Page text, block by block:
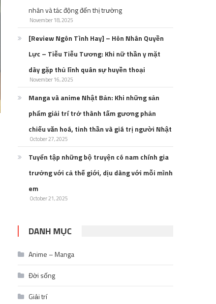
nhân và tác động đến thị trường
November 18, 2025
[Review Ngôn Tình Hay] – Hôn Nhân Quyền
Lực – Tiễu Tiễu Tương: Khi nữ thần y mặt
dày gặp thủ lĩnh quân sự huyền thoại
November 16, 2025
Manga và anime Nhật Bản: Khi những sản
phẩm giải trí trở thành tấm gương phản
chiếu văn hoá, tinh thần và giá trị người Nhật
October 27, 2025
Tuyển tập những bộ truyện có nam chính gia
trưởng với cả thế giới, dịu dàng với mỗi mình
em
October 21, 2025
DANH MỤC
Anime – Manga
Đời sống
Giải trí